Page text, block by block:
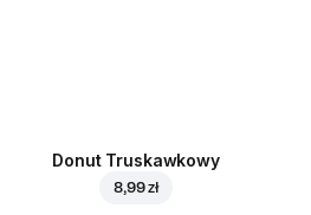
Donut Truskawkowy
8,99 zł